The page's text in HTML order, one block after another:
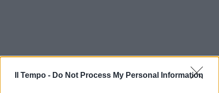
Il Tempo - Do Not Process My Personal Information